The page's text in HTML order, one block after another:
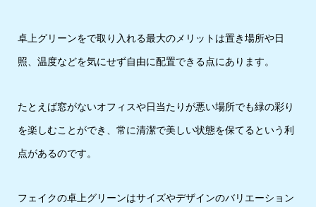
卓上グリーンをで取り入れる最大のメリットは置き場所や日
照、温度などを気にせず自由に配置できる点にあります。
たとえば窓がないオフィスや日当たりが悪い場所でも緑の彩り
を楽しむことができ、常に清潔で美しい状態を保てるという利
点があるのです。
フェイクの卓上グリーンはサイズやデザインのバリエーション